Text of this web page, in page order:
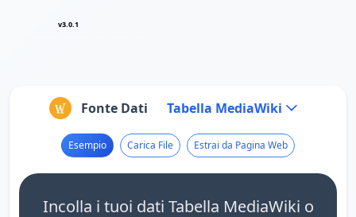
v3.0.1
Fonte Dati Tabella MediaWiki
Esempio Carica File Estrai da Pagina Web
Incolla i tuoi dati Tabella MediaWiki o